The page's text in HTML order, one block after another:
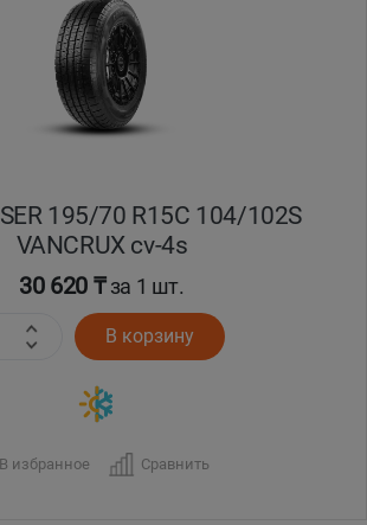
195/70 R15C 104/102S
VANCRUX cv-4s
30 620 ₸за 1 шт.
В корзину
В избранное Сравнить